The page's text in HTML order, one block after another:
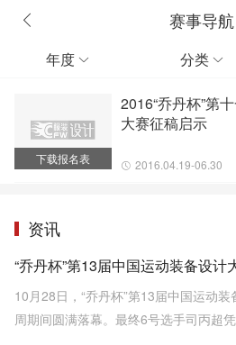
赛事导航
年度  分类 
下载报名表
2016“乔丹杯”第
大赛征稿启示
2016.04.19-06.30
资讯
“乔丹杯”第13届中国运动装备设计
10月28日，“乔丹杯”第13届中国运动
周期间圆满落幕。最终6号选手司丙超